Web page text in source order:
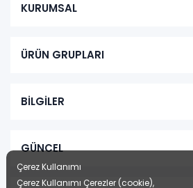
KURUMSAL
ÜRÜN GRUPLARI
BİLGİLER
GÜNCEL
Çerez Kullanımı
Çerez Kullanımı Çerezler (cookie),